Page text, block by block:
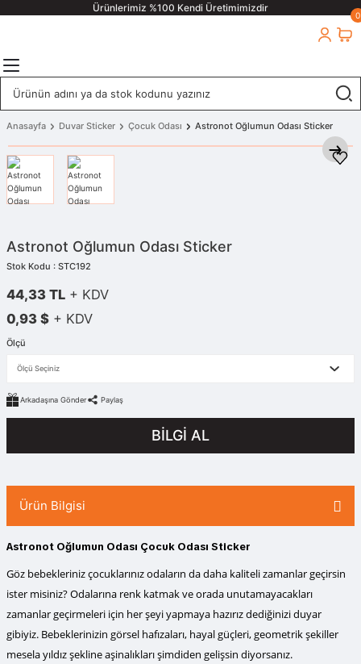
Ürünlerimiz %100 Kendi Üretimimizdir
0
Anasayfa Duvar Sticker Çocuk Odası Astronot Oğlumun Odası Sticker
Astronot Oğlumun Odası Sticker
Stok Kodu : STC192
44,33 TL + KDV
0,93 $ + KDV
Ölçü
Arkadaşına Gönder Paylaş
BİLGİ AL
Ürün Bilgisi
Astronot Oğlumun Odası Çocuk Odası Sticker
Göz bebekleriniz çocuklarınız odaların da daha kaliteli zamanlar geçirsin
ister misiniz? Odalarına renk katmak ve orada unutamayacakları
zamanlar geçirmeleri için her şeyi yapmaya hazırız dediğinizi duyar
gibiyiz. Bebeklerinizin görsel hafızaları, hayal güçleri, geometrik şekiller
mesela yıldız şekline aşinalıkları şimdiden gelişsin diyorsanız.